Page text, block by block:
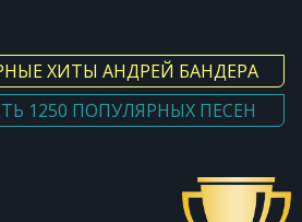
ХИТЫ АНДРЕЙ БАНДЕРА
1250 ПОПУЛЯРНЫХ ПЕСЕН